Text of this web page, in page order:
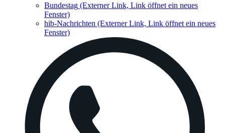
Bundestag (Externer Link, Link öffnet ein neues
Fenster)
hib-Nachrichten (Externer Link, Link öffnet ein neues
Fenster)